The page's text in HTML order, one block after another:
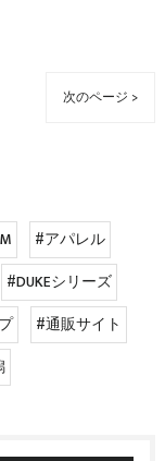
次のページ >
#アパレル
#DUKEシリーズ
#通販サイト